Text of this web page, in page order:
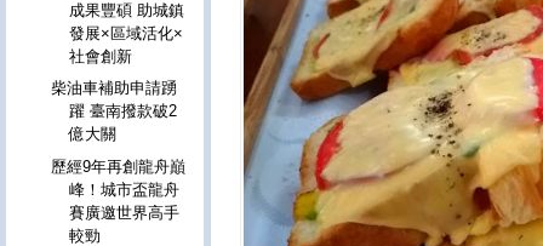
成果豐碩 助城鎮
發展×區域活化×
社會創新
柴油車補助申請踴
躍 臺南撥款破2
億大關
歷經9年再創龍舟巔
峰！城市盃龍舟
賽廣邀世界高手
較勁